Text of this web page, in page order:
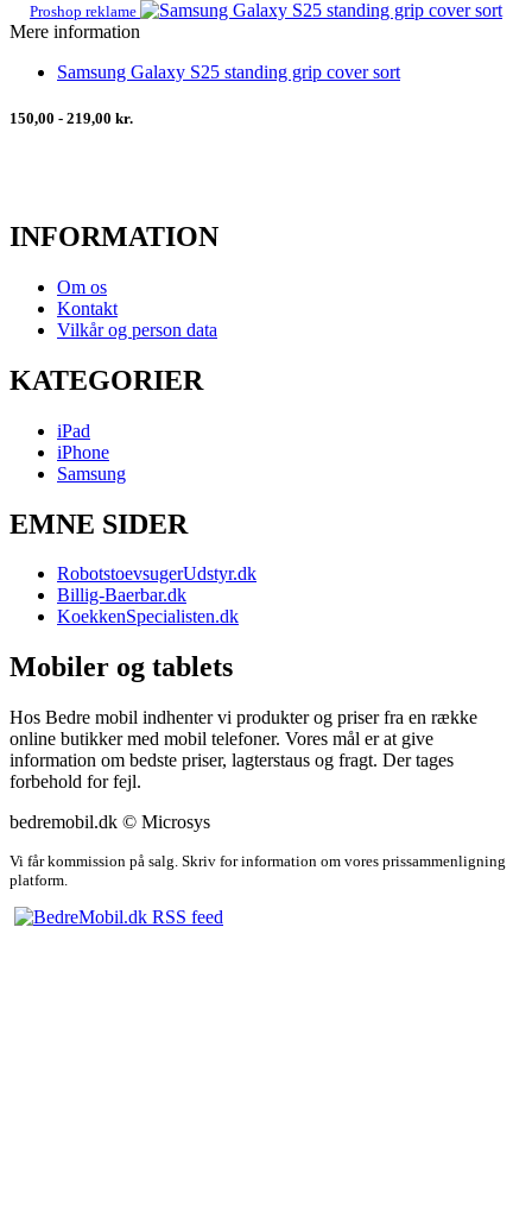
Proshop reklame
Mere information
Samsung Galaxy S25 standing grip cover sort
150,00 - 219,00 kr.
INFORMATION
Om os
Kontakt
Vilkår og person data
KATEGORIER
iPad
iPhone
Samsung
EMNE SIDER
RobotstoevsugerUdstyr.dk
Billig-Baerbar.dk
KoekkenSpecialisten.dk
Mobiler og tablets
Hos Bedre mobil indhenter vi produkter og priser fra en række
online butikker med mobil telefoner. Vores mål er at give
information om bedste priser, lagterstaus og fragt. Der tages
forbehold for fejl.
bedremobil.dk © Microsys
Vi får kommission på salg. Skriv for information om vores prissammenligning
platform.